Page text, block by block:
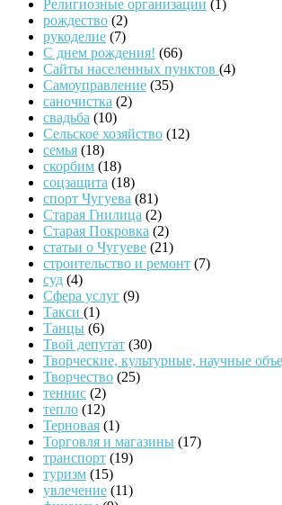
Религиозные организации (1)
рождество (2)
рукоделие (7)
С днем рождения! (66)
Сайты населенных пунктов (4)
Самоуправление (35)
саночистка (2)
свадьба (10)
Сельское хозяйство (12)
семья (18)
скорбим (18)
соцзащита (18)
спорт Чугуева (81)
Старая Гнилица (2)
Старая Покровка (2)
статьи о Чугуеве (21)
строительство и ремонт (7)
суд (4)
Сфера услуг (9)
Такси (1)
Танцы (6)
Твой депутат (30)
Творческие, культурные, научные
Творчество (25)
теннис (2)
тепло (12)
Терновая (1)
Торговля и магазины (17)
транспорт (19)
туризм (15)
увлечение (11)